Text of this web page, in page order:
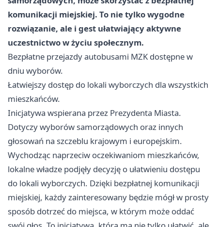
komunikacji miejskiej. To nie tylko wygodne
rozwiązanie, ale i gest ułatwiający aktywne
uczestnictwo w życiu społecznym.
Bezpłatne przejazdy autobusami MZK dostępne w
dniu wyborów.
Łatwiejszy dostęp do lokali wyborczych dla wszystkich
mieszkańców.
Inicjatywa wspierana przez Prezydenta Miasta.
Dotyczy wyborów samorządowych oraz innych
głosowań na szczeblu krajowym i europejskim.
Wychodząc naprzeciw oczekiwaniom mieszkańców,
lokalne władze podjęły decyzję o ułatwieniu dostępu
do lokali wyborczych. Dzięki bezpłatnej komunikacji
miejskiej, każdy zainteresowany będzie mógł w prosty
sposób dotrzeć do miejsca, w którym może oddać